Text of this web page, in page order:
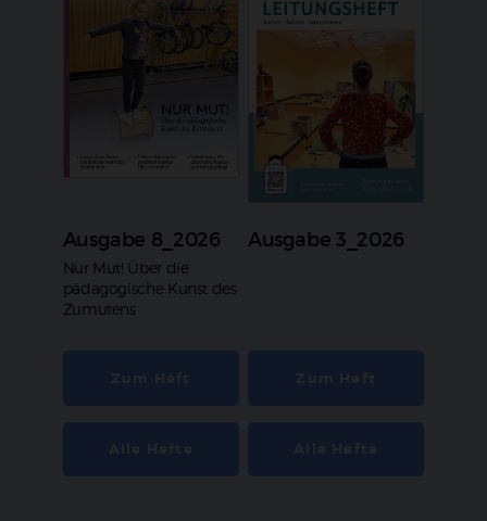
Ausgabe 8_2026
:
Nur Mut! Über die
pädagogische Kunst des
Zumutens
Ausgabe 3_2026